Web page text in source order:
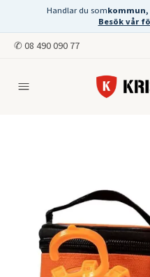
Handlar du som
Besök vår
✆ 08 490 090 77